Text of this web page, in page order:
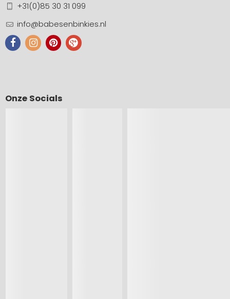
+31(0)85 30 31 099
info@babesenbinkies.nl
Onze Socials